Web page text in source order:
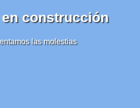
en construcción
las molestias